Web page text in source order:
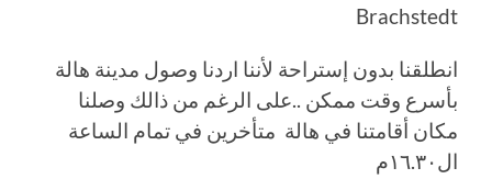
Brachstedt
انطلقنا بدون إستراحة لأننا اردنا وصول مدينة هالة
بأسرع وقت ممكن ..على الرغم من ذالك وصلنا
مكان أقامتنا في هالة متأخرين في تمام الساعة
ال١٦.٣٠م